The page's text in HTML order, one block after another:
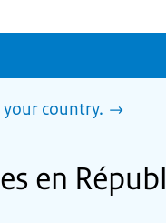
your country.
en